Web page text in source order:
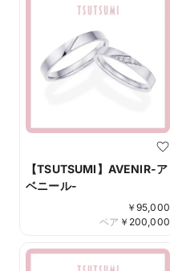
【TSUTSUMI】AVENIR-ア
ベニール-
￥ 95,000
￥ 200,000
ペア